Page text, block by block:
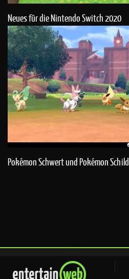
Neues für die Nintendo Switch 2020
Pokémon Schwert und Pokémon Schild